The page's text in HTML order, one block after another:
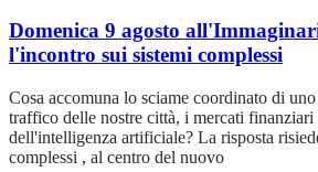
Domenica 9 agosto
l'incontro sui sistemi complessi
Cosa accomuna lo sciame coordinato di
traffico delle nostre città, i mercati finanziari
dell'intelligenza artificiale? La risposta
complessi , al centro del nuovo